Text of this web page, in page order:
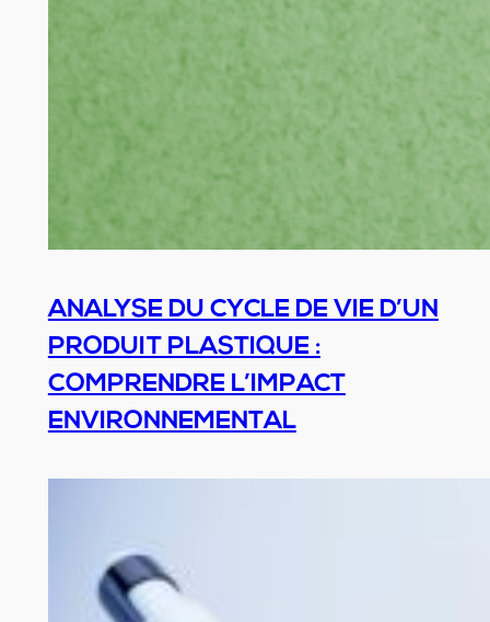
ANALYSE DU CYCLE DE VIE D’UN
PRODUIT PLASTIQUE :
COMPRENDRE L’IMPACT
ENVIRONNEMENTAL